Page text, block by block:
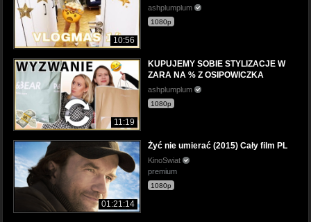
10:56
ashplumplum
1080p
11:19
KUPUJEMY SOBIE STYLIZACJE W
ZARA NA % Z OSIPOWICZKA
ashplumplum
1080p
01:21:14
Żyć nie umierać (2015) Cały film PL
KinoSwiat
premium
1080p